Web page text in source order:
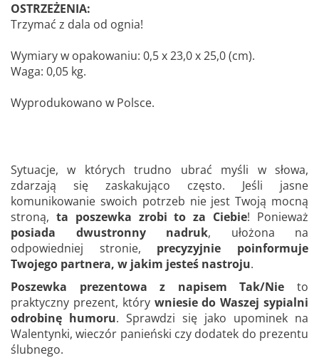
OSTRZEŻENIA:
Trzymać z dala od ognia!
Wymiary w opakowaniu: 0,5 x 23,0 x 25,0 (cm).
Waga: 0,05 kg.
Wyprodukowano w Polsce.
Sytuacje, w których trudno ubrać myśli w słowa,
zdarzają się zaskakująco często. Jeśli jasne
komunikowanie swoich potrzeb nie jest Twoją mocną
stroną, ta poszewka zrobi to za Ciebie! Ponieważ
posiada dwustronny nadruk, ułożona na
odpowiedniej stronie, precyzyjnie poinformuje
Twojego partnera, w jakim jesteś nastroju.
Poszewka prezentowa z napisem Tak/Nie to
praktyczny prezent, który wniesie do Waszej sypialni
odrobinę humoru. Sprawdzi się jako upominek na
Walentynki, wieczór panieński czy dodatek do prezentu
ślubnego.